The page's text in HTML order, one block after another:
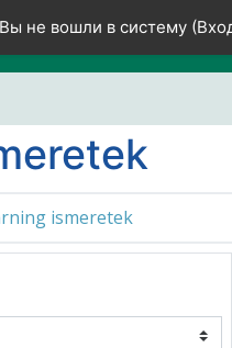
Вы не вошли в систему (
ismeretek